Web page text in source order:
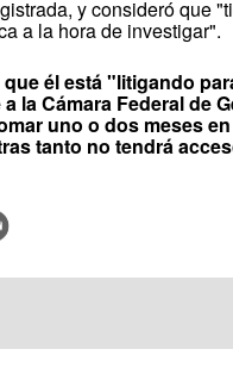
y consideró que
a la hora de investigar".
él está "litigando
la Cámara Federal de
uno o dos meses
tanto no tendrá